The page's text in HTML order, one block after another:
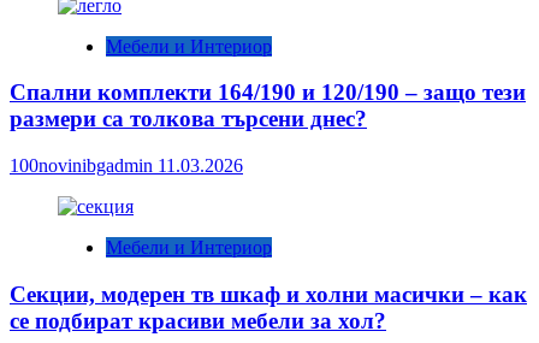
Мебели и Интериор
Спални комплекти 164/190 и 120/190 – защо тези
размери са толкова търсени днес?
100novinibgadmin 11.03.2026
Мебели и Интериор
Секции, модерен тв шкаф и холни масички – как
се подбират красиви мебели за хол?